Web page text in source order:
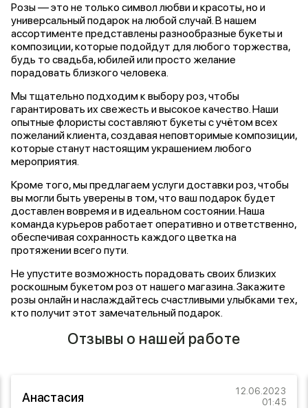
Розы — это не только символ любви и красоты, но и
универсальный подарок на любой случай. В нашем
ассортименте представлены разнообразные букеты и
композиции, которые подойдут для любого торжества,
будь то свадьба, юбилей или просто желание
порадовать близкого человека.
Мы тщательно подходим к выбору роз, чтобы
гарантировать их свежесть и высокое качество. Наши
опытные флористы составляют букеты с учётом всех
пожеланий клиента, создавая неповторимые композиции,
которые станут настоящим украшением любого
мероприятия.
Кроме того, мы предлагаем услуги доставки роз, чтобы
вы могли быть уверены в том, что ваш подарок будет
доставлен вовремя и в идеальном состоянии. Наша
команда курьеров работает оперативно и ответственно,
обеспечивая сохранность каждого цветка на
протяжении всего пути.
Не упустите возможность порадовать своих близких
роскошным букетом роз от нашего магазина. Закажите
розы онлайн и наслаждайтесь счастливыми улыбками тех,
кто получит этот замечательный подарок.
Отзывы о нашей работе
Анастасия
12.06.2023
01:45